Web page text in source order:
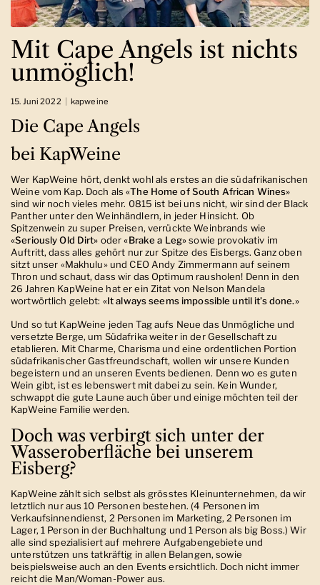
Mit Cape Angels ist nichts
unmöglich!
15. Juni 2022 kapweine
Die Cape Angels
bei KapWeine
Wer KapWeine hört, denkt wohl als erstes an die südafrikanischen
Weine vom Kap. Doch als«The Home of South African Wines»
sind wir noch vieles mehr. 0815 ist bei uns nicht, wir sind der Black
Panther unter den Weinhändlern, in jeder Hinsicht. Ob
Spitzenwein zu super Preisen, verrückte Weinbrands wie
«Seriously Old Dirt» oder«Brake a Leg»sowie provokativ im
Auftritt, dass alles gehört nur zur Spitze des Eisbergs. Ganz oben
sitzt unser «Makhulu» und CEO Andy Zimmermann auf seinem
Thron und schaut, dass wir das Optimum rausholen! Denn in den
26 Jahren KapWeine hat er ein Zitat von Nelson Mandela
wortwörtlich gelebt: «It always seems impossible until it’s done.»
Und so tut KapWeine jeden Tag aufs Neue das Unmögliche und
versetzte Berge, um Südafrika weiter in der Gesellschaft zu
etablieren. Mit Charme, Charisma und eine ordentlichen Portion
südafrikanischer Gastfreundschaft, wollen wir unsere Kunden
begeistern und an unseren Events bedienen. Denn wo es guten
Wein gibt, ist es lebenswert mit dabei zu sein. Kein Wunder,
schwappt die gute Laune auch über und einige möchten teil der
KapWeine Familie werden.
Doch was verbirgt sich unter der
Wasseroberfläche bei unserem
Eisberg?
KapWeine zählt sich selbst als grösstes Kleinunternehmen, da wir
letztlich nur aus 10 Personen bestehen. (4 Personen im
Verkaufsinnendienst, 2 Personen im Marketing, 2 Personen im
Lager, 1 Person in der Buchhaltung und 1 Person als big Boss.) Wir
alle sind spezialisiert auf mehrere Aufgabengebiete und
unterstützen uns tatkräftig in allen Belangen, sowie
beispielsweise auch an den Events ersichtlich. Doch nicht immer
reicht die Man/Woman-Power aus.